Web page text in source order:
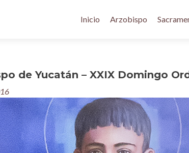
Inicio Arzobispo
de Yucatán – XXIX Domingo